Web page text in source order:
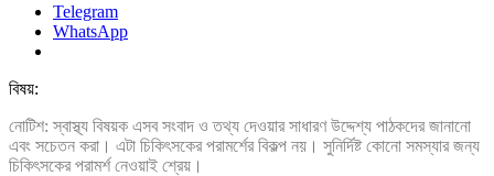
Telegram
WhatsApp
বিষয়:
নোটিশ: স্বাস্থ্য বিষয়ক এসব সংবাদ ও তথ্য দেওয়ার সাধারণ উদ্দেশ্য পাঠকদের জানানো
এবং সচেতন করা। এটা চিকিৎসকের পরামর্শের বিকল্প নয়। সুনির্দিষ্ট কোনো সমস্যার জন্য
চিকিৎসকের পরামর্শ নেওয়াই শ্রেয়।